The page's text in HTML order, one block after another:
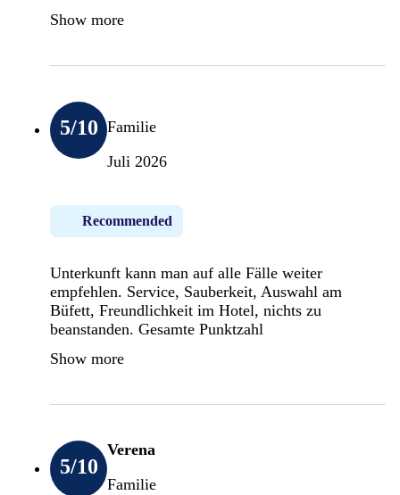
Show more
5/10 Familie
Juli 2026
Recommended
Unterkunft kann man auf alle Fälle weiter
empfehlen. Service, Sauberkeit, Auswahl am
Büfett, Freundlichkeit im Hotel, nichts zu
beanstanden. Gesamte Punktzahl
Show more
5/10
Verena
Familie